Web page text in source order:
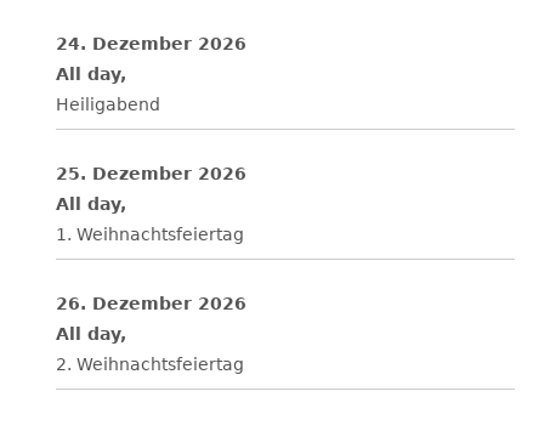
24. Dezember 2026
All day,
Heiligabend
25. Dezember 2026
All day,
1. Weihnachtsfeiertag
26. Dezember 2026
All day,
2. Weihnachtsfeiertag